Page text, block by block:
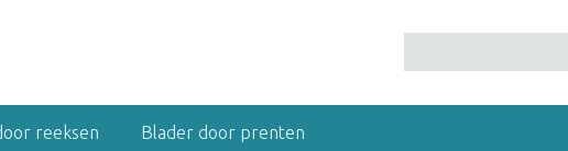
reeksen Blader door prenten